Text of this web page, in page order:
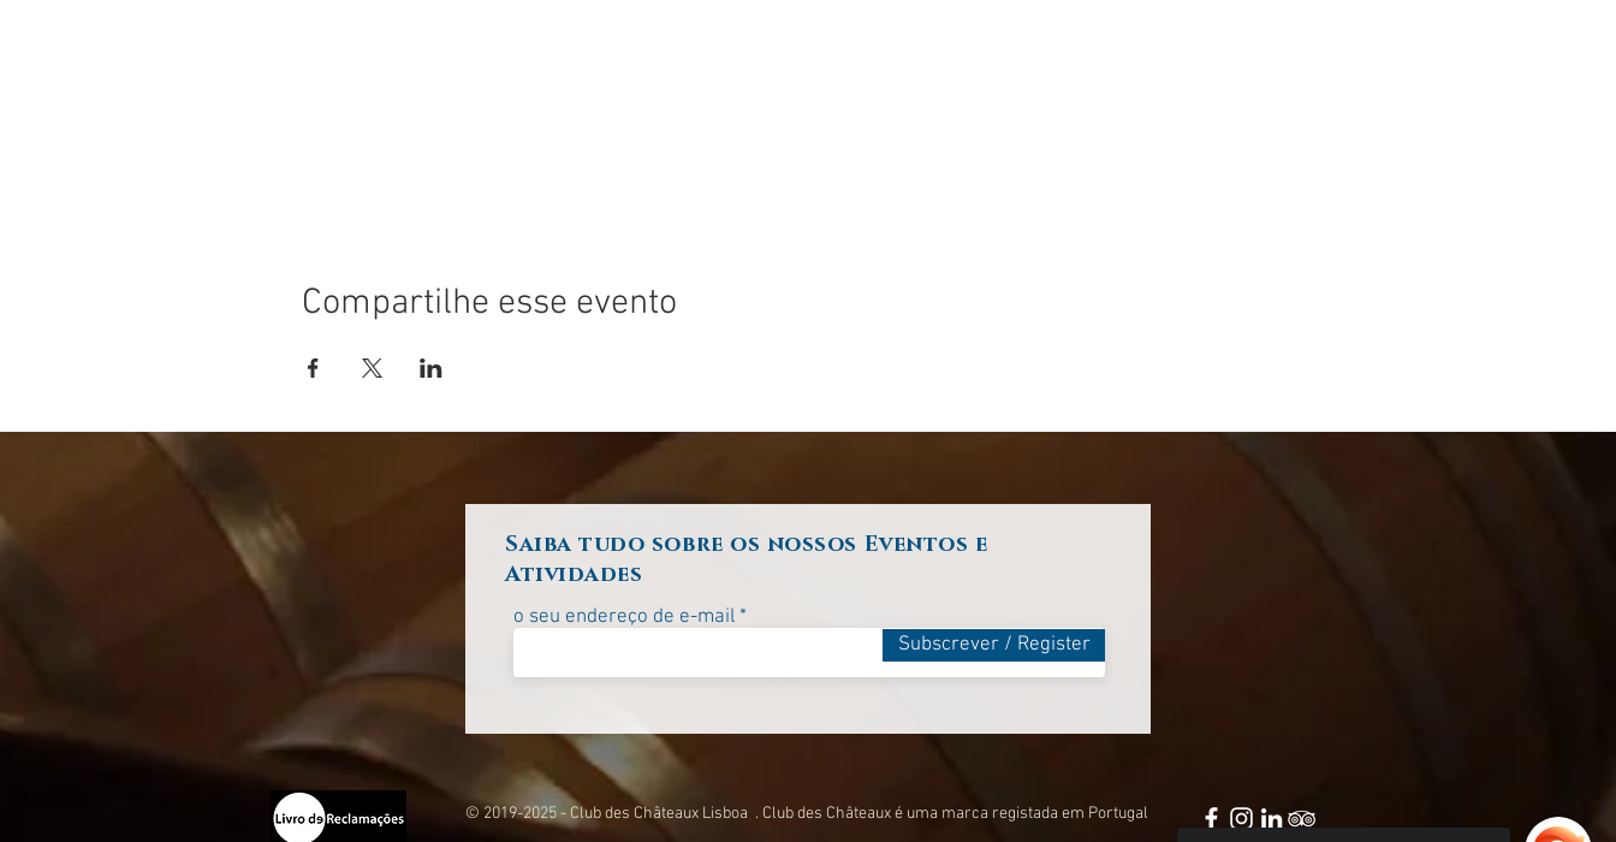
Compartilhe esse evento
Saiba tudo sobre os nossos Eventos e
Atividades
o seu endereço de e-mail
Subscrever / Register
© 2019-2025 - Club des Châteaux Lisboa . Club des Châteaux é uma marca registada em Portugal